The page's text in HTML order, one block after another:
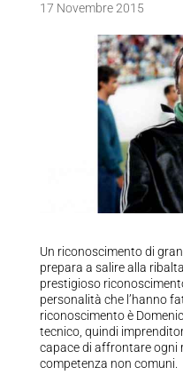
17 Novembre 2015
Un riconoscimento di
prepara a salire alla ribalta
prestigioso
personalità che l’hanno
riconoscimento è
tecnico, quindi
capace di affrontare ogni
competenza non comuni.